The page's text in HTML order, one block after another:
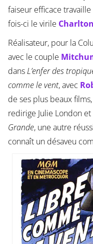
faiseur efficace
fois-ci le virile
Réalisateur, pour la
avec le couple
dansL’enfer des
comme le vent, avec
de ses plus beaux
redirige Julie London et
Grande, une autre
connaît un désaveu